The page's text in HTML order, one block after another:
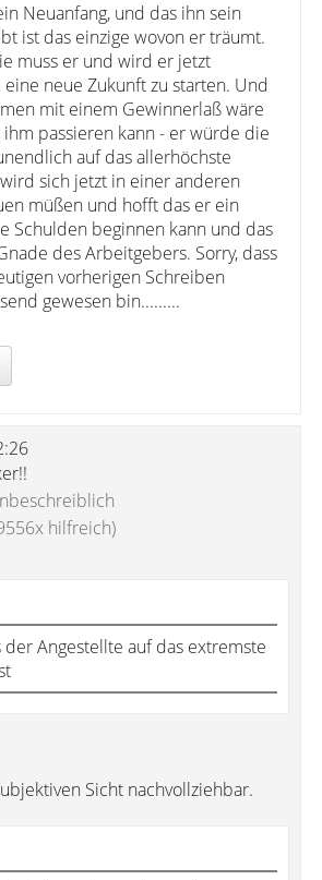
Neuanfang, und das ihn sein
ist das einzige wovon er träumt.
muss er und wird er jetzt
neue Zukunft zu starten. Und
mit einem Gewinnerlaß wäre
ihm passieren kann - er würde die
auf das allerhöchste
sich jetzt in einer anderen
müßen und hofft das er ein
Schulden beginnen kann und das
des Arbeitgebers. Sorry, dass
vorherigen Schreiben
gewesen bin.........
hilfreich)
der Angestellte auf das extremste
Sicht nachvollziehbar.